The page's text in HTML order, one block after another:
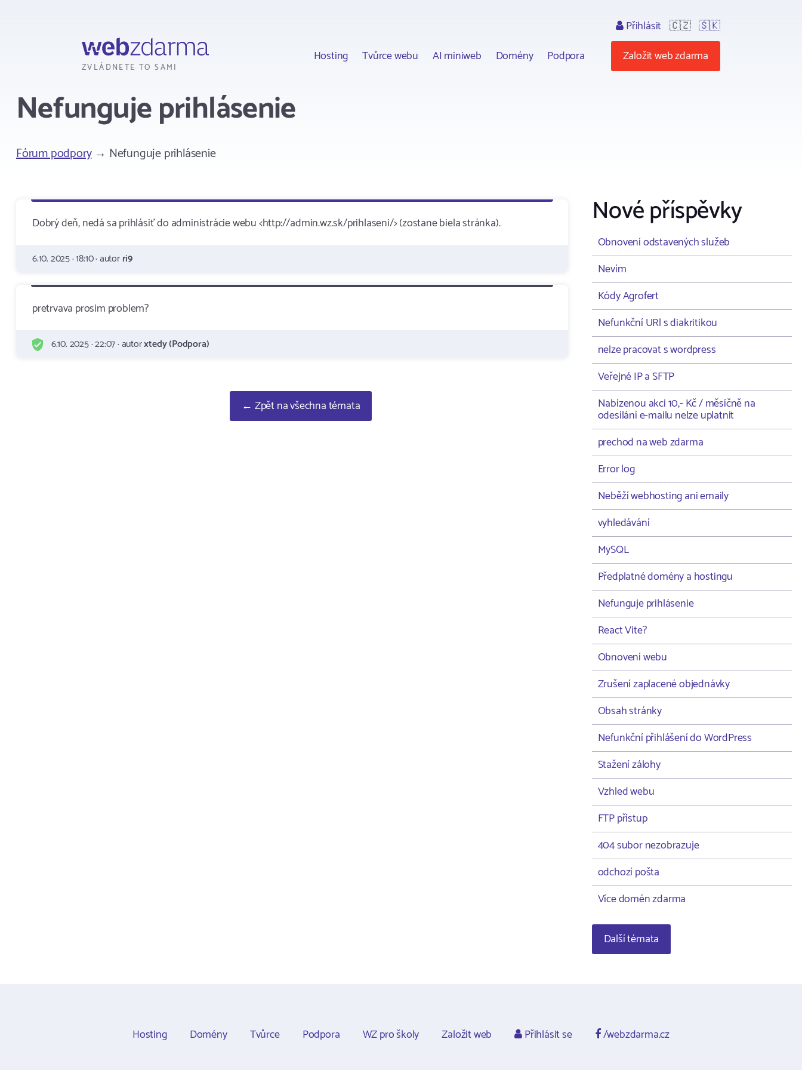
ZVLÁDNETE TO SAMI
Hosting Tvůrce webu AI miniweb Domény Podpora
Přihlásit 🇨🇿 🇸🇰
Založit web zdarma
Nefunguje prihlásenie
Fórum podpory→ Nefunguje prihlásenie
Dobrý deň, nedá sa prihlásiť do administrácie webu <http://admin.wz.sk/prihlaseni/> (zostane biela stránka).
6.10. 2025 · 18:10 · autorri9
pretrvava prosim problem?
6.10. 2025 · 22:07 · autorxtedy (Podpora)
← Zpět na všechna témata
Nové příspěvky
Obnovení odstavených služeb
Nevím
Kódy Agrofert
Nefunkční URl s diakritikou
nelze pracovat s wordpress
Veřejné IP a SFTP
Nabízenou akci 10,- Kč / měsíčně na
odesílání e-mailu nelze uplatnit
prechod na web zdarma
Error log
Neběží webhosting ani emaily
vyhledávání
MySQL
Předplatné domény a hostingu
Nefunguje prihlásenie
React Vite?
Obnovení webu
Zrušení zaplacené objednávky
Obsah stránky
Nefunkční přihlášení do WordPress
Stažení zálohy
Vzhled webu
FTP přístup
404 subor nezobrazuje
odchozí pošta
Více domén zdarma
Další témata
Hosting Domény Tvůrce Podpora WZ pro školy Založit web Přihlásit se /webzdarma.cz